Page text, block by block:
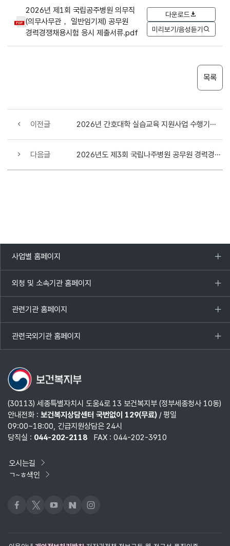
2026년 제1회 국립공주병원 의무직
(의무사무관， 일반임기제) 공무원
경력경쟁채용시험 응시 제출서류.pdf
다운로드
미리보기/음성듣기
목록
이전글 2026년 간호대학 실습교육 지원사업 수행기관 선정결과 공고
다음글 2026년도 제3회 국립나주병원 공무원 경력경쟁채용시험 공고
사업별 홈페이지
목록
열기
외청 및 소속기관 홈페이지
목록
열기
관련기관 홈페이지
목록
열기
관련국외기관 홈페이지
목록
열기
(30113) 세종특별자치시 도움4로 13 보건복지부 (정부세종청사 10동)
안내전화 : 보건복지상담센터 국번없이 129(무료)/ 평일
09:00~18:00, 긴급지원상담은 24시
당직실 : 044-202-2118 FAX : 044-202-3910
오시는길
ㄱ~ㅎ색인
페이스북
x 유튜브네이버블로그
인스타그램